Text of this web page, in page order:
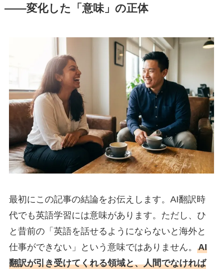
――変化した「意味」の正体
最初にこの記事の結論をお伝えします。AI翻訳時
代でも英語学習には意味があります。ただし、ひ
と昔前の「英語を話せるようにならないと海外と
仕事ができない」という意味ではありません。 AI
翻訳が引き受けてくれる領域と、人間でなければ